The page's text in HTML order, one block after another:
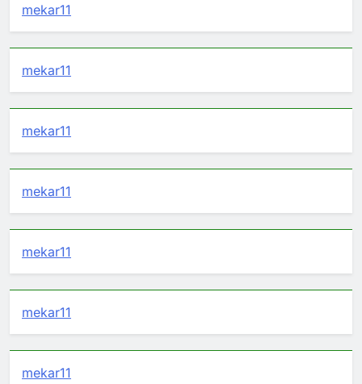
mekar11
mekar11
mekar11
mekar11
mekar11
mekar11
mekar11